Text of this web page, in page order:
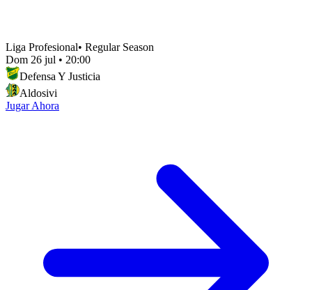
Liga Profesional• Regular Season
Dom 26 jul • 20:00
Defensa Y Justicia
Aldosivi
Jugar Ahora